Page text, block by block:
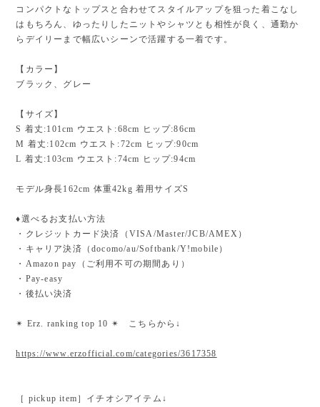
コンパクトなトップスと合わせてスタイルアップを狙った着こなし
はもちろん、ゆったりしたニットやシャツとも相性が良く、通勤か
らデイリーまで幅広いシーンで活躍する一着です。
【カラー】
ブラック、グレー
【サイズ】
S 着丈:101cm ウエスト:68cm ヒップ:86cm
M 着丈:102cm ウエスト:72cm ヒップ:90cm
L 着丈:103cm ウエスト:74cm ヒップ:94cm
モデル身長162cm 体重42kg 着用サイズS
♦︎選べるお支払い方法
・クレジットカード決済（VISA/Master/JCB/AMEX）
・キャリア決済（docomo/au/Softbank/Y!mobile）
・Amazon pay（ご利用不可の期間あり）
・Pay-easy
・後払い決済
✴︎ Erz. ranking top 10 ✴︎ こちらから↓
https://www.erzofficial.com/categories/3617358
［ pickup item］イチオシアイテム↓